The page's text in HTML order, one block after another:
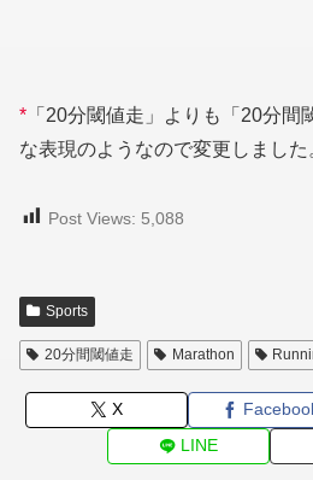
* 「20分閾値走」よりも「20分間
な表現のようなので変更しました
Post Views: 5,088
Sports
20分間閾値走 Marathon
X
LINE